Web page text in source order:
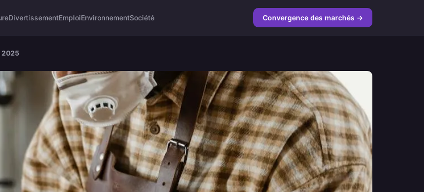
DivertissementEmploiEnvironnementSociété Convergence des marchés →
2025